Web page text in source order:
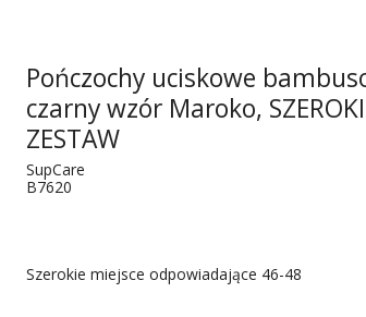
Pończochy uciskowe
czarny wzór Maroko, SZEROKI
ZESTAW
SupCare
B7620
Szerokie miejsce odpowiadające 46-48